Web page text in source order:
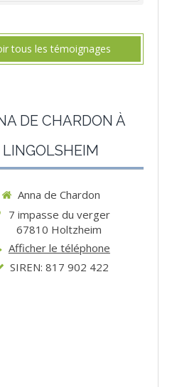
tous les témoignages
DE CHARDON À
LINGOLSHEIM
Anna de Chardon
7 impasse du verger
67810 Holtzheim
Afficher le téléphone
SIREN: 817 902 422